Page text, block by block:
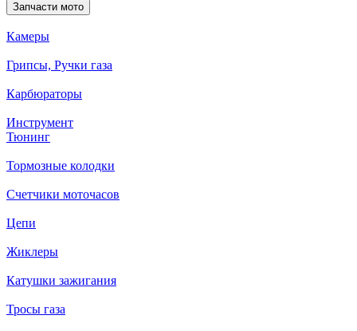
Запчасти мото
Камеры
Грипсы, Ручки газа
Карбюраторы
Инструмент
Тюнинг
Тормозные колодки
Счетчики моточасов
Цепи
Жиклеры
Катушки зажигания
Тросы газа